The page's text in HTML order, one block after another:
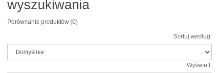
wyszukiwania
Porównanie produktów (0)
Sortuj według:
Wyświetl: